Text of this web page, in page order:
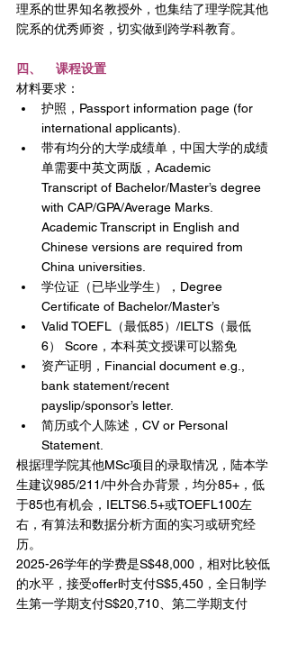
理系的世界知名教授外，也集结了理学院其他
院系的优秀师资，切实做到跨学科教育。
四、    课程设置
材料要求：
护照，Passport information page (for
international applicants).
带有均分的大学成绩单，中国大学的成绩
单需要中英文两版，Academic
Transcript of Bachelor/Master’s degree
with CAP/GPA/Average Marks.
Academic Transcript in English and
Chinese versions are required from
China universities.
学位证（已毕业学生），Degree
Certificate of Bachelor/Master’s
Valid TOEFL（最低85）/IELTS（最低
6） Score，本科英文授课可以豁免
资产证明，Financial document e.g.,
bank statement/recent
payslip/sponsor’s letter.
简历或个人陈述，CV or Personal
Statement.
根据理学院其他MSc项目的录取情况，陆本学
生建议985/211/中外合办背景，均分85+，低
于85也有机会，IELTS6.5+或TOEFL100左
右，有算法和数据分析方面的实习或研究经
历。
2025-26学年的学费是S$48,000，相对比较低
的水平，接受offer时支付S$5,450，全日制学
生第一学期支付S$20,710、第二学期支付